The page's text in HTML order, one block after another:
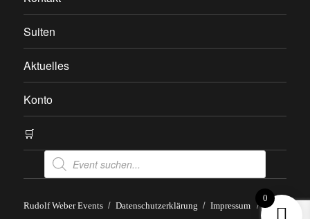
Suiten
Aktuelles
Konto
🛒
Products
search
Rudolf Weber Events Datenschutzerklärung Impressum / AGB
0